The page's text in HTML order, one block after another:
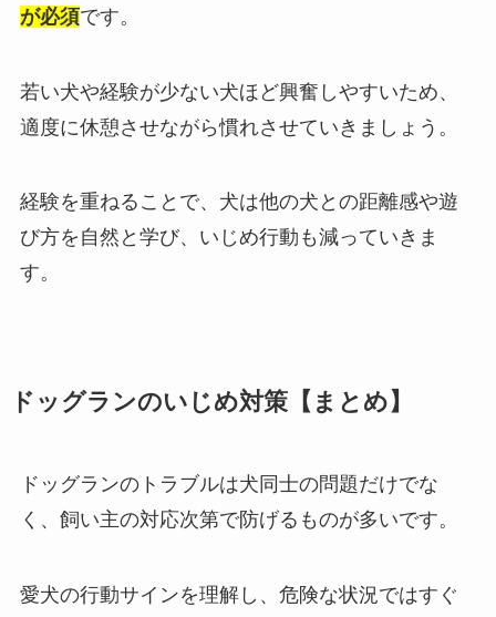
が必須です。
若い犬や経験が少ない犬ほど興奮しやすいため、
適度に休憩させながら慣れさせていきましょう。
経験を重ねることで、犬は他の犬との距離感や遊
び方を自然と学び、いじめ行動も減っていきま
す。
ドッグランのいじめ対策【まとめ】
ドッグランのトラブルは犬同士の問題だけでな
く、飼い主の対応次第で防げるものが多いです。
愛犬の行動サインを理解し、危険な状況ではすぐ